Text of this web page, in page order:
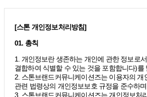
[스톤 개인정보처리방침]
01. 총칙
1. 개인정보란 생존하는 개인에 관한 정보로
결합하여 식별할 수 있는 것을 포함합니다)를
2. 스톤브랜드커뮤니케이션즈는 이용자의
관련 법령상의 개인정보보호 규정을 준수하
3. 스톤브랜드커뮤니케이션즈는 개인정보처